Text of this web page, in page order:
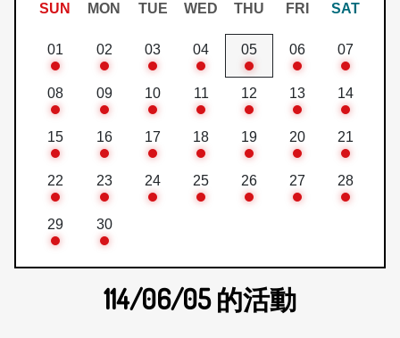
SUN MON TUE WED THU FRI SAT
01 02 03 04 05 06 07
08 09 10 11 12 13 14
15 16 17 18 19 20 21
22 23 24 25 26 27 28
29 30
114/06/05的活動